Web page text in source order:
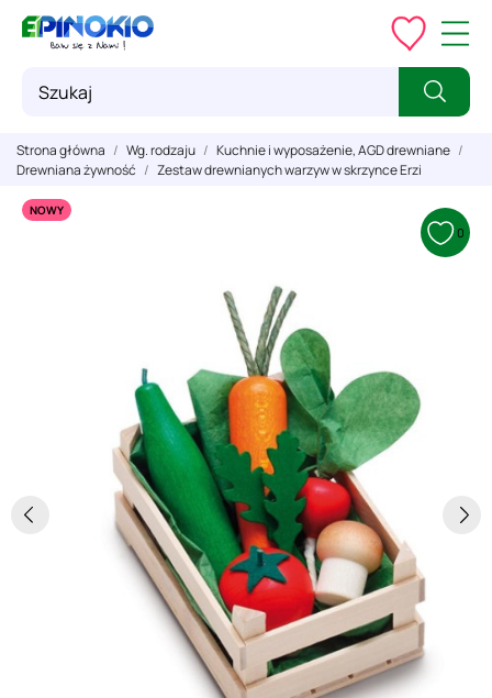
Strona główna Wg. rodzaju
Kuchnie i wyposażenie, AGD drewniane
Drewniana żywność
Zestaw drewnianych warzyw w skrzynce Erzi
NOWY
0